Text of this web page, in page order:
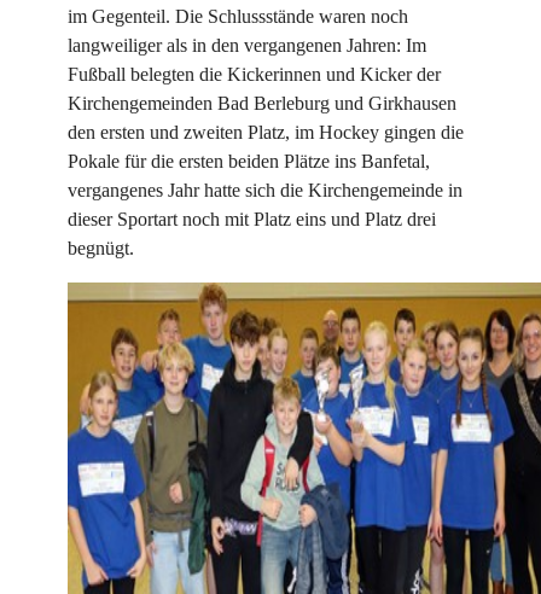
im Gegenteil. Die Schlussstände waren noch
langweiliger als in den vergangenen Jahren: Im
Fußball belegten die Kickerinnen und Kicker der
Kirchengemeinden Bad Berleburg und Girkhausen
den ersten und zweiten Platz, im Hockey gingen die
Pokale für die ersten beiden Plätze ins Banfetal,
vergangenes Jahr hatte sich die Kirchengemeinde in
dieser Sportart noch mit Platz eins und Platz drei
begnügt.